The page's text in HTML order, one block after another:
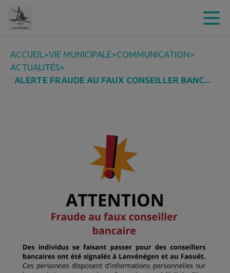
Contenu
ACCUEIL>VIE MUNICIPALE>COMMUNICATION>
ACTUALITÉS>
ALERTE FRAUDE AU FAUX CONSEILLER BANC...